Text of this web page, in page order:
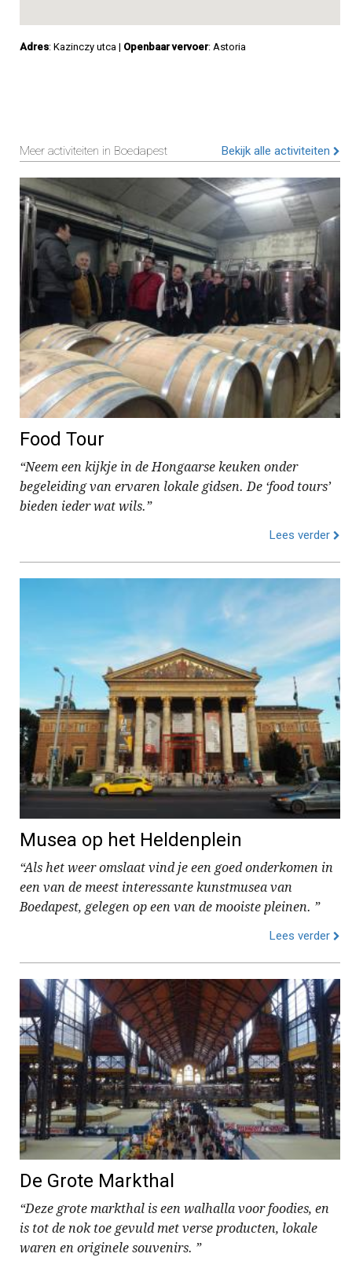
Adres: Kazinczy utca | Openbaar vervoer: Astoria
Meer activiteiten in Boedapest Bekijk alle activiteiten
Food Tour
“Neem een kijkje in de Hongaarse keuken onder
begeleiding van ervaren lokale gidsen. De ‘food tours’
bieden ieder wat wils.”
Lees verder
Musea op het Heldenplein
“Als het weer omslaat vind je een goed onderkomen in
een van de meest interessante kunstmusea van
Boedapest, gelegen op een van de mooiste pleinen. ”
Lees verder
De Grote Markthal
“Deze grote markthal is een walhalla voor foodies, en
is tot de nok toe gevuld met verse producten, lokale
waren en originele souvenirs. ”